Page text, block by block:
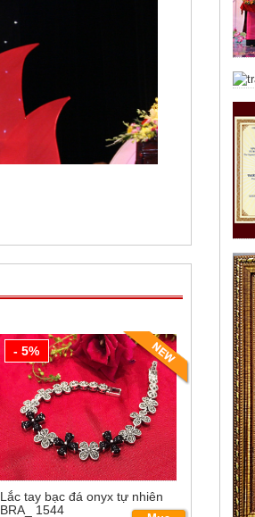
- 5%
Lắc tay bạc đá onyx tự nhiên
BRA_ 1544